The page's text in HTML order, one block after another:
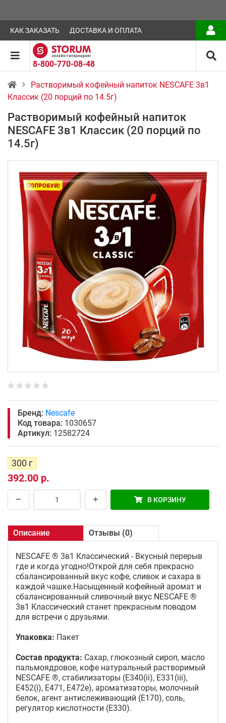
КАК ЗАКАЗАТЬ ДОСТАВКА И ОПЛАТА
8-800-770-08-48
Растворимый кофейный напиток NESCAFE 3в1
Классик (20 порций по 14.5г)
Растворимый кофейный напиток
NESCAFE 3в1 Классик (20 порций по
14.5г)
Бренд: Nescafe
Код товара: 1030657
Артикул: 12582724
300 г
392.00 р.
В КОРЗИНУ
Описание Отзывы (0)
NESCAFE ® 3в1 Классический - Вкусный перерыв
где и когда угодно!Открой для себя прекрасно
сбалансированный вкус кофе, сливок и сахара в
каждой чашке.Насыщенный кофейный аромат и
сбалансированный сливочный вкус NESCAFE ®
3в1 Классический станет прекрасным поводом
для встречи с друзьями.
Упаковка: Пакет
Состав продукта: Сахар, глюкозный сироп, масло
пальмоядровое, кофе натуральный растворимый
NESCAFE ®, стабилизаторы (E340(ii), E331(iii),
E452(i), E471, E472e), ароматизаторы, молочный
белок, агент антислеживающий (E170), соль,
регулятор кислотности (E330).